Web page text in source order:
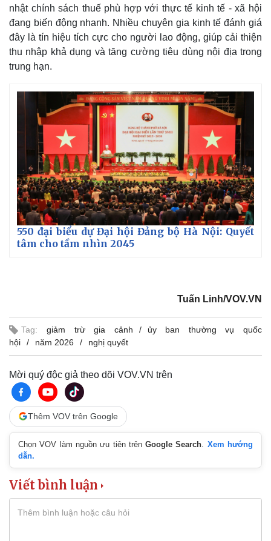
Bất động sản
Khởi nghiệp
Giá vàng
Giá cà phê
nhật chính sách thuế phù hợp với thực tế kinh tế - xã hội
đang biến động nhanh. Nhiều chuyên gia kinh tế đánh giá
đây là tín hiệu tích cực cho người lao động, giúp cải thiện
thu nhập khả dụng và tăng cường tiêu dùng nội địa trong
trung hạn.
550 đại biểu dự Đại hội Đảng bộ Hà Nội: Quyết
tâm cho tầm nhìn 2045
Tuấn Linh/VOV.VN
Tag: giảm trừ gia cảnh
ủy ban thường vụ quốc
hội
năm 2026 nghị quyết
Mời quý độc giả theo dõi VOV.VN trên
Thêm VOV trên Google
Chọn VOV làm nguồn ưu tiên trênGoogle Search
Xem hướng
dẫn.
Viết bình luận